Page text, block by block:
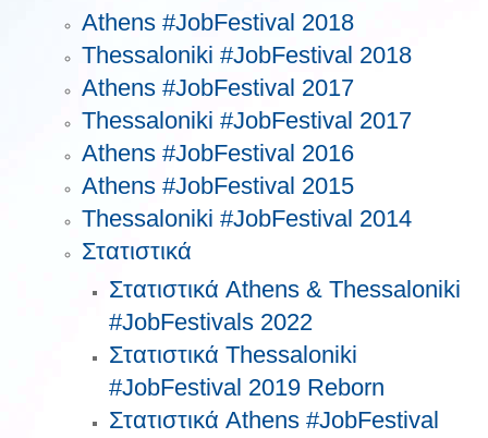
Athens #JobFestival 2018
Thessaloniki #JobFestival 2018
Athens #JobFestival 2017
Τhessaloniki #JobFestival 2017
Athens #JobFestival 2016
Athens #JobFestival 2015
Thessaloniki #JobFestival 2014
Στατιστικά
Στατιστικά Athens & Thessaloniki
#JobFestivals 2022
Στατιστικά Thessaloniki
#JobFestival 2019 Reborn
Στατιστικά Athens #JobFestival